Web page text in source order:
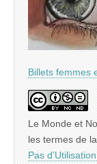
Billets femmes
Le Monde et
les termes de la
Pas